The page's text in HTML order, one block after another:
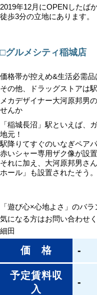
2019年12月にOPENしたば
徒歩3分の立地にあります。
□グルメシティ稲城店
価格帯が控えめ&生活必需
その他、ドラッグストアは
メカデザイナー大河原邦男
せんか
「稲城長沼」駅といえば、
地元！
駅降りてすぐのいなぎペア
赤いシャー専用ザク像が設
それに加え、大河原邦男さ
ホール」も設置されたそう。
「遊び心×心地よさ」のバ
気になる方はお問い合わせく
細田
価 格 -
予定賃料収
入
-